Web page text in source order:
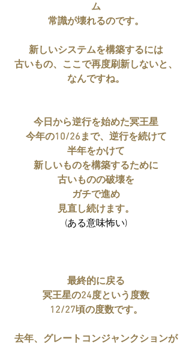
ム
常識が壊れるのです。
新しいシステムを構築するには
古いもの、ここで再度刷新しないと、
なんですね。
今日から逆行を始めた冥王星
今年の10/26まで、逆行を続けて
半年をかけて
新しいものを構築するために
古いものの破壊を
ガチで進め
見直し続けます。
(ある意味怖い)
最終的に戻る
冥王星の24度という度数
12/27頃の度数です。
去年、グレートコンジャンクションが